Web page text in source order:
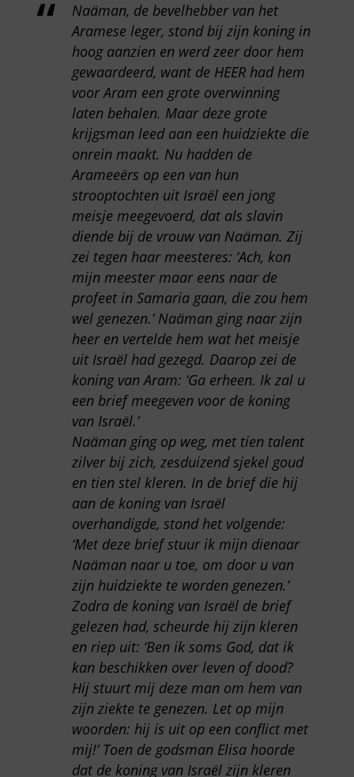
Naäman, de bevelhebber van het
Aramese leger, stond bij zijn koning in
hoog aanzien en werd zeer door hem
gewaardeerd, want de HEER had hem
voor Aram een grote overwinning
laten behalen. Maar deze grote
krijgsman leed aan een huidziekte die
onrein maakt. Nu hadden de
Arameeërs op een van hun
strooptochten uit Israël een jong
meisje meegevoerd, dat als slavin
diende bij de vrouw van Naäman. Zij
zei tegen haar meesteres: ‘Ach, kon
mijn meester maar eens naar de
profeet in Samaria gaan, die zou hem
wel genezen.’ Naäman ging naar zijn
heer en vertelde hem wat het meisje
uit Israël had gezegd. Daarop zei de
koning van Aram: ‘Ga erheen. Ik zal u
een brief meegeven voor de koning
van Israël.’
Naäman ging op weg, met tien talent
zilver bij zich, zesduizend sjekel goud
en tien stel kleren. In de brief die hij
aan de koning van Israël
overhandigde, stond het volgende:
‘Met deze brief stuur ik mijn dienaar
Naäman naar u toe, om door u van
zijn huidziekte te worden genezen.’
Zodra de koning van Israël de brief
gelezen had, scheurde hij zijn kleren
en riep uit: ‘Ben ik soms God, dat ik
kan beschikken over leven of dood?
Hij stuurt mij deze man om hem van
zijn ziekte te genezen. Let op mijn
woorden: hij is uit op een conflict met
mij!’ Toen de godsman Elisa hoorde
dat de koning van Israël zijn kleren